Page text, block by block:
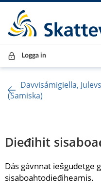
Till innehåll
Till navigationen
Till chattrobot
Logga in
Davvisámigiella,
(Samiska)
Dieđihit
Dás gávnnat iešguđetge
sisaboahtodieđiheamis.